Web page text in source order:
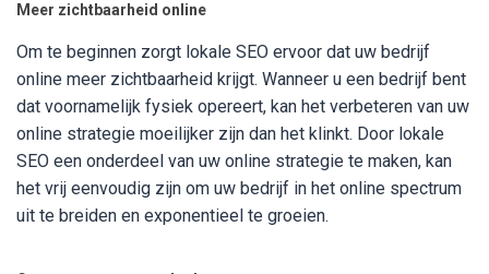
Meer zichtbaarheid online
Om te beginnen zorgt lokale SEO ervoor dat uw bedrijf
online meer zichtbaarheid krijgt. Wanneer u een bedrijf bent
dat voornamelijk fysiek opereert, kan het verbeteren van uw
online strategie moeilijker zijn dan het klinkt. Door lokale
SEO een onderdeel van uw online strategie te maken, kan
het vrij eenvoudig zijn om uw bedrijf in het online spectrum
uit te breiden en exponentieel te groeien.